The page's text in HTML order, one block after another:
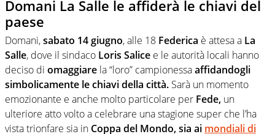
Domani La Salle le affiderà le chiavi del
paese
Domani,sabato 14 giugno, alle 18 Federica è attesa a La
Salle, dove il sindaco Loris Salice e le autorità locali hanno
deciso di omaggiare la “loro” campionessaaffidandogli
simbolicamente le chiavi della città. Sarà un momento
emozionante e anche molto particolare per Fede, un
ulteriore atto volto a celebrare una stagione super che l’ha
vista trionfare sia in Coppa del Mondo, sia ai mondiali di